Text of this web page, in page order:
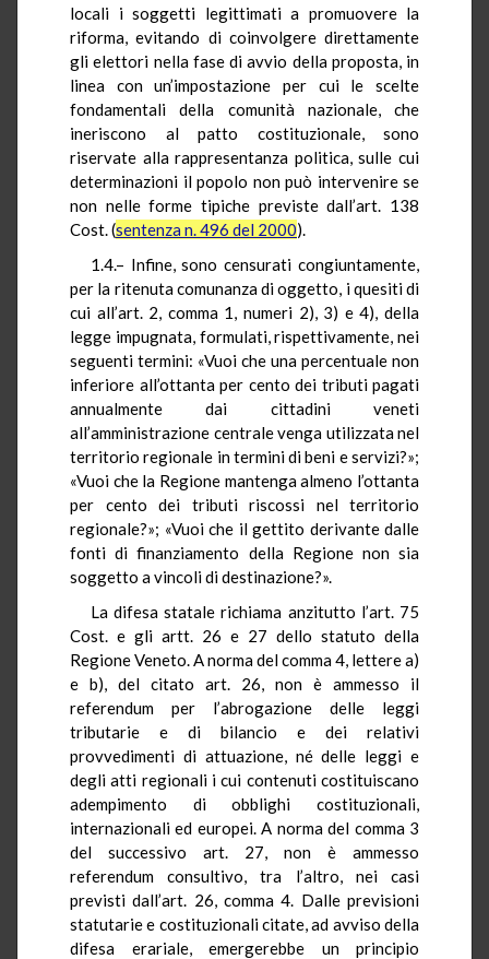
locali i soggetti legittimati a promuovere la
riforma, evitando di coinvolgere direttamente
gli elettori nella fase di avvio della proposta, in
linea con un’impostazione per cui le scelte
fondamentali della comunità nazionale, che
ineriscono al patto costituzionale, sono
riservate alla rappresentanza politica, sulle cui
determinazioni il popolo non può intervenire se
non nelle forme tipiche previste dall’art. 138
Cost. (sentenza n. 496 del 2000).
1.4.– Infine, sono censurati congiuntamente,
per la ritenuta comunanza di oggetto, i quesiti di
cui all’art. 2, comma 1, numeri 2), 3) e 4), della
legge impugnata, formulati, rispettivamente, nei
seguenti termini: «Vuoi che una percentuale non
inferiore all’ottanta per cento dei tributi pagati
annualmente dai cittadini veneti
all’amministrazione centrale venga utilizzata nel
territorio regionale in termini di beni e servizi?»;
«Vuoi che la Regione mantenga almeno l’ottanta
per cento dei tributi riscossi nel territorio
regionale?»; «Vuoi che il gettito derivante dalle
fonti di finanziamento della Regione non sia
soggetto a vincoli di destinazione?».
La difesa statale richiama anzitutto l’art. 75
Cost. e gli artt. 26 e 27 dello statuto della
Regione Veneto. A norma del comma 4, lettere a)
e b), del citato art. 26, non è ammesso il
referendum per l’abrogazione delle leggi
tributarie e di bilancio e dei relativi
provvedimenti di attuazione, né delle leggi e
degli atti regionali i cui contenuti costituiscano
adempimento di obblighi costituzionali,
internazionali ed europei. A norma del comma 3
del successivo art. 27, non è ammesso
referendum consultivo, tra l’altro, nei casi
previsti dall’art. 26, comma 4. Dalle previsioni
statutarie e costituzionali citate, ad avviso della
difesa erariale, emergerebbe un principio